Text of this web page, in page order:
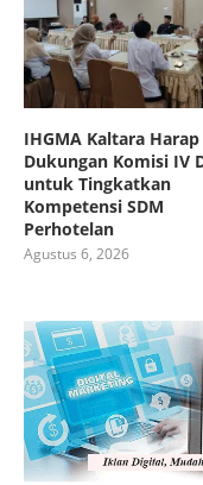
IHGMA Kaltara Harap
Dukungan Komisi IV
untuk Tingkatkan
Kompetensi SDM
Perhotelan
Agustus 6, 2026